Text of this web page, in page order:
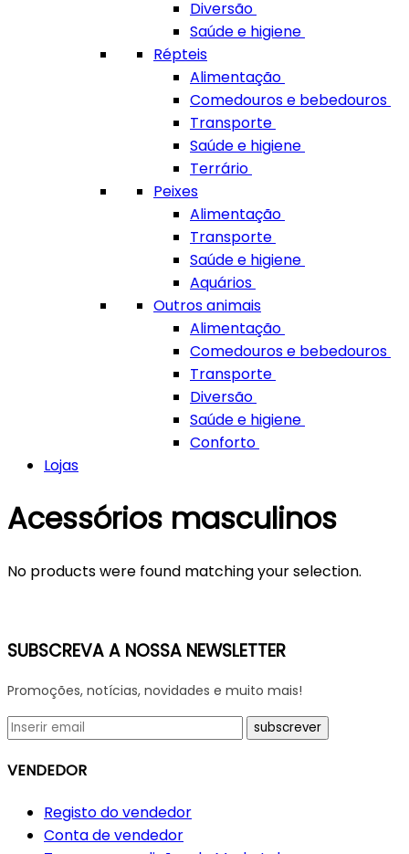
Diversão
Saúde e higiene
Répteis
Alimentação
Comedouros e bebedouros
Transporte
Saúde e higiene
Terrário
Peixes
Alimentação
Transporte
Saúde e higiene
Aquários
Outros animais
Alimentação
Comedouros e bebedouros
Transporte
Diversão
Saúde e higiene
Conforto
Lojas
Acessórios masculinos
No products were found matching your selection.
SUBSCREVA A NOSSA NEWSLETTER
Promoções, notícias, novidades e muito mais!
VENDEDOR
Registo do vendedor
Conta de vendedor